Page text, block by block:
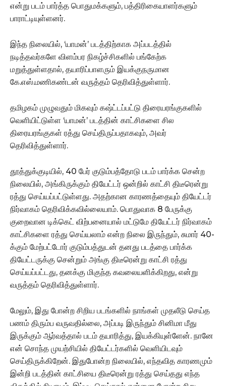
என்று படம் பார்த்த பொதுமக்களும், பத்திரிகையாளர்களும்
பாராட்டியுள்ளனர்.
இந்த நிலையில், ‘யாமன்’ படத்திற்காக அப்படத்தில்
நடித்தவர்களே விளம்பர நிகழ்ச்சிகளில் பங்கேற்க
மறுத்துள்ளதால், தயாரிப்பாளரும் இயக்குநருமான
கே.எஸ்.மணிகண்டன் வருத்தம் தெரிவித்துள்ளார்.
தமிழகம் முழுவதும் மிகவும் கஷ்ட்டப்பட்டு திரையரங்குகளில்
வெளியிட்டுள்ள ‘யாமன்’ படத்தின் காட்சிகளை சில
திரையரங்குகள் ரத்து செய்திருப்பதாகவும், அவர்
தெரிவித்துள்ளார்.
தூத்துக்குடியில், 40 பேர் குடும்பத்தோடு படம் பார்க்க சென்ற
நிலையில், அங்கிருக்கும் தியேட்டர் ஒன்றில் காட்சி திடீரென்று
ரத்து செய்யப்பட்டுள்ளது. அதற்கான காரணத்தையும் தியேட்டர்
நிர்வாகம் தெரிவிக்கவில்லையாம். பொதுவாக 8 பேருக்கு
குறைவான டிக்கெட் விற்பனையால் மட்டுமே தியேட்டர் நிர்வாகம்
காட்சிகளை ரத்து செய்யலாம் என்ற நிலை இருந்தும், சுமார் 40-
க்கும் மேற்பட்டோர் குடும்பத்துடன் தனது படத்தை பார்க்க
தியேட்டருக்கு சென்றும் அங்கு திடீரென்று காட்சி ரத்து
செய்யப்பட்டது, தனக்கு மிகுந்த கவலையளிக்கிறது, என்று
வருத்தம் தெரிவித்துள்ளார்.
மேலும், இது போன்ற சிறிய படங்களில் நாங்கள் முதலீடு செய்த
பணம் திரும்ப வருவதில்லை, அப்படி இருந்தும் சினிமா மீது
இருக்கும் ஆர்வத்தால் படம் தயாரித்து, இயக்கியுள்ளேன். நானே
என் சொந்த முயற்சியில் தியேட்டர்களில் வெளியிடவும்
செய்திருக்கிறேன். இதுபோன்ற நிலையில், எந்தவித காரணமும்
இன்றி படத்தின் காட்சியை திடீரென்று ரத்து செய்தது எந்த